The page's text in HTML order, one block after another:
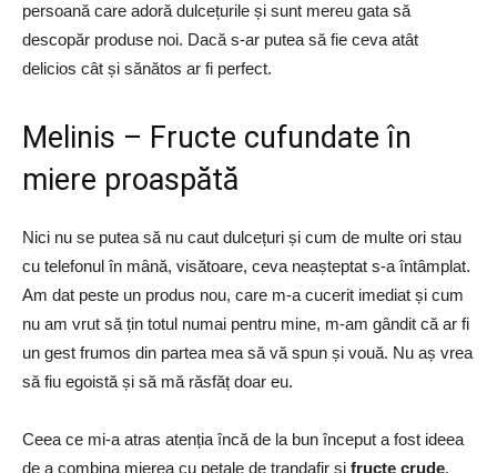
persoană care adoră dulcețurile și sunt mereu gata să
descopăr produse noi. Dacă s-ar putea să fie ceva atât
delicios cât și sănătos ar fi perfect.
Melinis – Fructe cufundate în
miere proaspătă
Nici nu se putea să nu caut dulcețuri și cum de multe ori stau
cu telefonul în mână, visătoare, ceva neașteptat s-a întâmplat.
Am dat peste un produs nou, care m-a cucerit imediat și cum
nu am vrut să țin totul numai pentru mine, m-am gândit că ar fi
un gest frumos din partea mea să vă spun și vouă. Nu aș vrea
să fiu egoistă și să mă răsfăț doar eu.
Ceea ce mi-a atras atenția încă de la bun început a fost ideea
de a combina mierea cu petale de trandafir și fructe crude,